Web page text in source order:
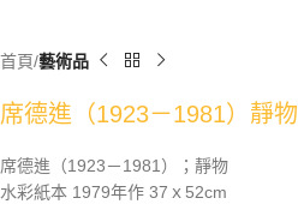
首頁 藝術品
席德進（1923－1981）靜物
席德進（1923－1981）；靜物
水彩紙本 1979年作 37ｘ52cm